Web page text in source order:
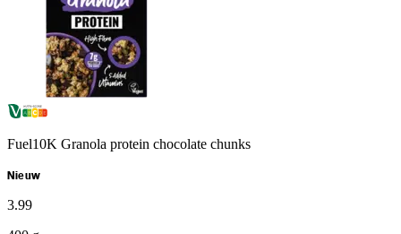
Fuel10K Granola protein chocolate chunks
Nieuw
3.99